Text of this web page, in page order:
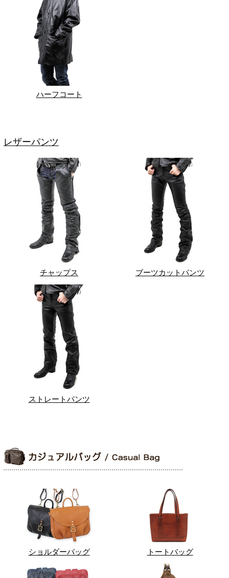
ハーフコート
レザーパンツ
チャップス ブーツカットパンツ
ストレートパンツ
ショルダーバッグ トートバッグ